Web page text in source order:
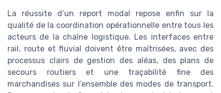
La réussite d’un report modal repose enfin sur la
qualité de la coordination opérationnelle entre tous les
acteurs de la chaîne logistique. Les interfaces entre
rail, route et fluvial doivent être maîtrisées, avec des
processus clairs de gestion des aléas, des plans de
secours routiers et une traçabilité fine des
marchandises sur l’ensemble des modes de transport.